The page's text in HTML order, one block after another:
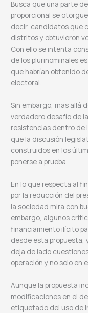
Busca que una parte
proporcional se
decir, candidatos que
distritos y obtuvieron
Con ello se intenta
de los plurinominales
que habrían obtenido
electoral.
Sin embargo, más allá
verdadero desafío de
resistencias dentro de
que la discusión
construidos en los
ponerse a prueba.
En lo que respecta al
por la reducción del
la sociedad mira con
embargo, algunos
financiamiento ilícito
desde esta propuesta,
deja de lado
operación y no solo en
Aunque la propuesta
modificaciones en el
etiquetado del uso de